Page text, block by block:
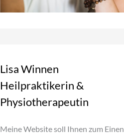
Lisa Winnen
Heilpraktikerin &
Physiotherapeutin
Meine Website soll Ihnen zum Einen